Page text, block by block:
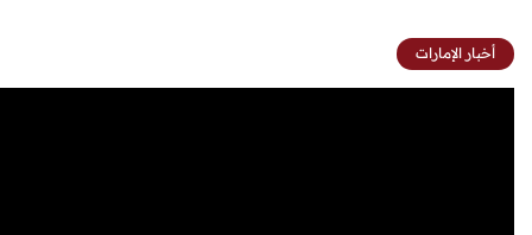
أخبار الإمارات